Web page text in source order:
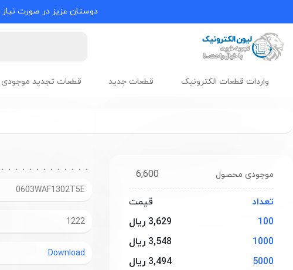
دوستان عزیز در صورت
واردات قطعات الکترونیک قطعات جدید قطعات تجدید موجودی
6,600 موجودی محصول
تعداد
قیمت
100
3,629 ریال
1000
3,548 ریال
5000
3,494 ریال
0603WAF1302T5E
1222
Download